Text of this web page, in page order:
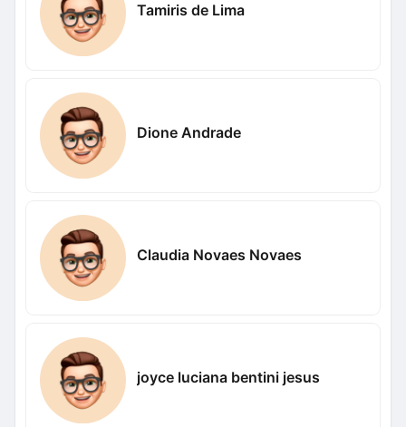
Tamiris de Lima
Dione Andrade
Claudia Novaes Novaes
joyce luciana bentini jesus